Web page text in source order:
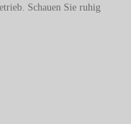
Schauen Sie ruhig